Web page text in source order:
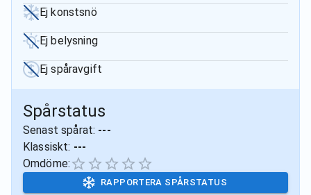
Ej konstsnö
Ej belysning
Ej spåravgift
Spårstatus
Senast spårat: ---
Klassiskt: ---
Omdöme:
RAPPORTERA SPÅRSTATUS